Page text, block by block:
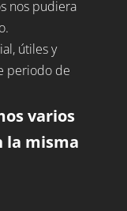
nos pudiera
útiles y
periodo de
varios
la misma